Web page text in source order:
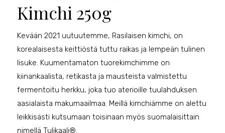
Kimchi 250g
Kevään 2021 uutuutemme, Rasilaisen kimchi, on
korealaisesta keittiöstä tuttu raikas ja lempeän tulinen
lisuke. Kuumentamaton tuorekimchimme on
kiinankaalista, retikasta ja mausteista valmistettu
fermentoitu herkku, joka tuo aterioille tuulahduksen
aasialaista makumaailmaa. Meillä kimchiämme on alettu
leikkisästi kutsumaan toisinaan myös suomalaisittain
nimellä Tulikaali®.